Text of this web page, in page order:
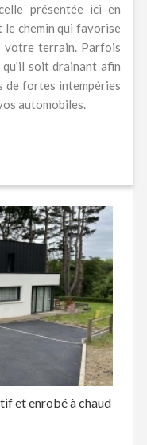
présentée ici en
chemin qui favorise
votre terrain. Parfois
qu'il soit drainant afin
de fortes intempéries
automobiles.
et enrobé à chaud